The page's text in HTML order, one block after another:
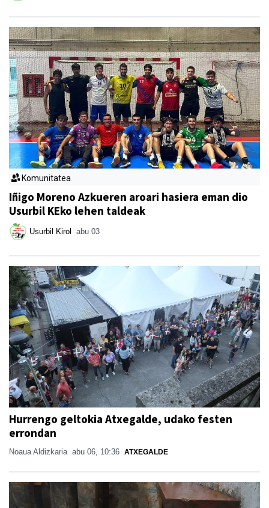
Komunitatea
Iñigo Moreno Azkueren aroari hasiera eman dio
Usurbil KEko lehen taldeak
Usurbil Kirol abu 03
Hurrengo geltokia Atxegalde, udako festen
errondan
Noaua Aldizkaria abu 06, 10:36 ATXEGALDE